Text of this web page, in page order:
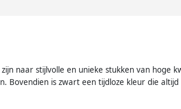
naar stijlvolle en unieke stukken van
is zwart een tijdloze kleur die